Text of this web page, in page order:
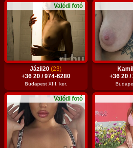
Valódi fotó
Jázii20(23)
+36 20 / 974-6280
Budapest XIII. ker.
+36 20 /
Valódi fotó